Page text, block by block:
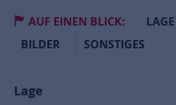
AUF EINEN BLICK: LAGE
BILDER
SONSTIGES
Lage